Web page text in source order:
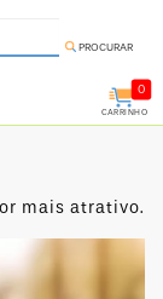
PROCURAR
0
CARRINHO
mais atrativo.